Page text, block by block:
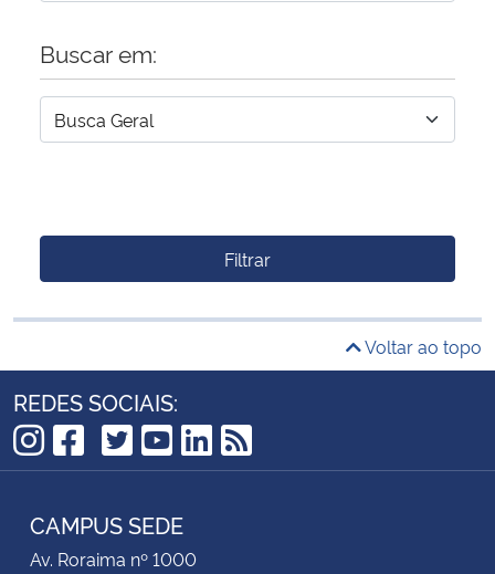
Buscar em:
Filtrar
Voltar ao topo
REDES SOCIAIS:
Instagram
Facebook
TikTok
Twitter
YouTube
LinkedIn
RSS
CAMPUS SEDE
Av. Roraima nº 1000